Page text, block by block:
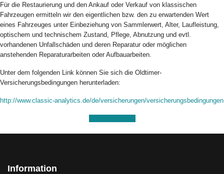
Für die Restaurierung und den Ankauf oder Verkauf von klassischen
Fahrzeugen ermitteln wir den eigentlichen bzw. den zu erwartenden Wert
eines Fahrzeuges unter Einbeziehung von Sammlerwert, Alter, Laufleistung,
optischem und technischem Zustand, Pflege, Abnutzung und evtl.
vorhandenen Unfallschäden und deren Reparatur oder möglichen
anstehenden Reparaturarbeiten oder Aufbauarbeiten.
Unter dem folgenden Link können Sie sich die Oldtimer-
Versicherungsbedingungen herunterladen:
http://www.classic-analytics.de/de/versicherungen/versicherungsbedingungen
Information